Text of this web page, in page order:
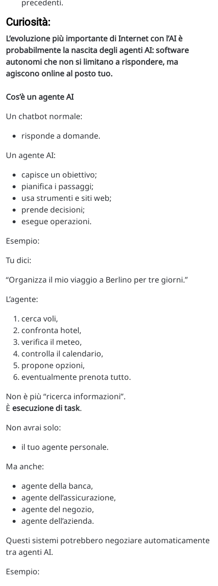
precedenti.
Curiosità:
L’evoluzione più importante di Internet con l’AI è
probabilmente la nascita degli agenti AI: software
autonomi che non si limitano a rispondere, ma
agiscono online al posto tuo.
Cos’è un agente AI
Un chatbot normale:
risponde a domande.
Un agente AI:
capisce un obiettivo;
pianifica i passaggi;
usa strumenti e siti web;
prende decisioni;
esegue operazioni.
Esempio:
Tu dici:
“Organizza il mio viaggio a Berlino per tre giorni.”
L’agente:
cerca voli,
confronta hotel,
verifica il meteo,
controlla il calendario,
propone opzioni,
eventualmente prenota tutto.
Non è più “ricerca informazioni”.
È esecuzione di task.
Non avrai solo:
il tuo agente personale.
Ma anche:
agente della banca,
agente dell’assicurazione,
agente del negozio,
agente dell’azienda.
Questi sistemi potrebbero negoziare automaticamente
tra agenti AI.
Esempio: